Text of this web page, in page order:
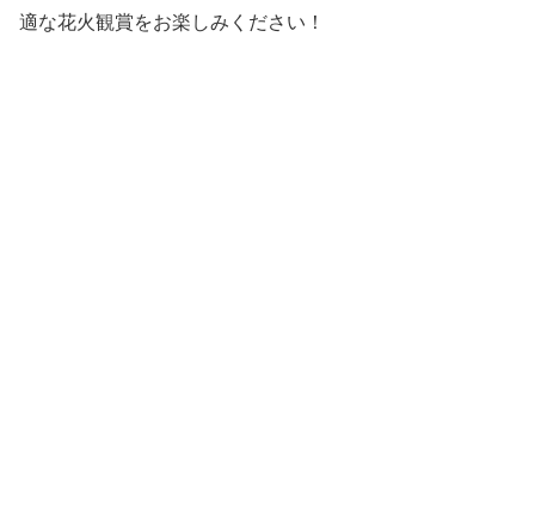
適な花火観賞をお楽しみください！